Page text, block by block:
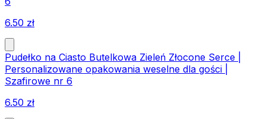
6.50 zł
Pudełko na Ciasto Butelkowa Zieleń Złocone Serce |
Personalizowane opakowania weselne dla gości |
Szafirowe nr 6
6.50 zł